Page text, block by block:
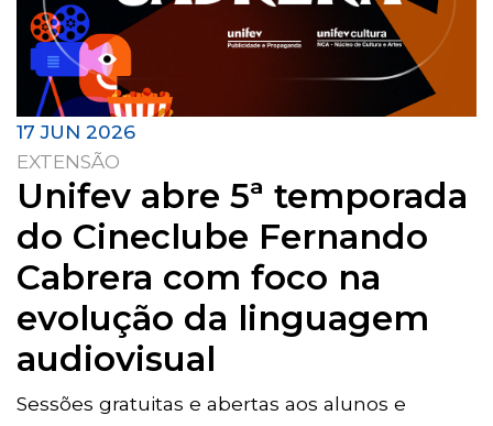
17 JUN 2026
EXTENSÃO
Unifev abre 5ª temporada
do Cineclube Fernando
Cabrera com foco na
evolução da linguagem
audiovisual
Sessões gratuitas e abertas aos alunos e